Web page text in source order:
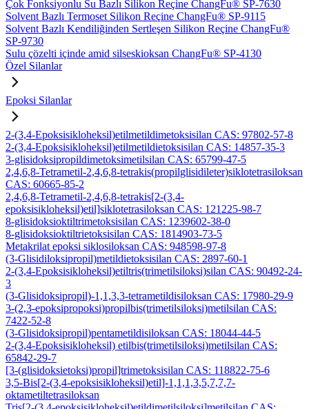
Çok Fonksiyonlu Su Bazlı Silikon Reçine ChangFu® SP-7630
Solvent Bazlı Termoset Silikon Reçine ChangFu® SP-9115
Solvent Bazlı Kendiliğinden Sertleşen Silikon Reçine ChangFu®
SP-9730
Sulu çözelti içinde amid silseskioksan ChangFu® SP-4130
Özel Silanlar
Epoksi Silanlar
2-(3,4-Epoksisikloheksil)etilmetildimetoksisilan CAS: 97802-57-8
2-(3,4-Epoksisikloheksil)etilmetildietoksisilan CAS: 14857-35-3
3-glisidoksipropildimetoksimetilsilan CAS: 65799-47-5
2,4,6,8-Tetrametil-2,4,6,8-tetrakis(propilglisidileter)siklotetrasiloksan
CAS: 60665-85-2
2,4,6,8-Tetrametil-2,4,6,8-tetrakis[2-(3,4-
epoksisikloheksil)etil]siklotetrasiloksan CAS: 121225-98-7
8-glisidoksioktiltrimetoksisilan CAS: 1239602-38-0
8-glisidoksioktiltrietoksisilan CAS: 1814903-73-5
Metakrilat epoksi siklosiloksan CAS: 948598-97-8
(3-Glisidiloksipropil)metildietoksisilan CAS: 2897-60-1
2-(3,4-Epoksisikloheksil)etiltris(trimetilsiloksi)silan CAS: 90492-24-
3
(3-Glisidoksipropil)-1,1,3,3-tetrametildisiloksan CAS: 17980-29-9
3-(2,3-epoksipropoksi)propilbis(trimetilsiloksi)metilsilan CAS:
7422-52-8
(3-Glisidoksipropil)pentametildisiloksan CAS: 18044-44-5
2-(3,4-Epoksisikloheksil) etilbis(trimetilsiloksi)metilsilan CAS:
65842-29-7
[3-(glisidoksietoksi)propil]trimetoksisilan CAS: 118822-75-6
3,5-Bis[2-(3,4-epoksisikloheksil)etil]-1,1,1,3,5,7,7,7-
oktametiltetrasiloksan